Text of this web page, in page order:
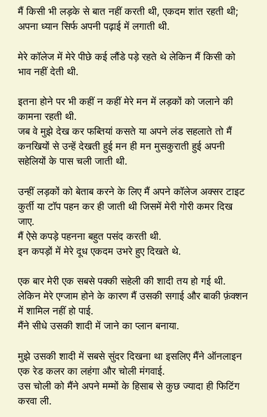
मैं किसी भी लड़के से बात नहीं करती थी, एकदम शांत रहती थी;
अपना ध्यान सिर्फ अपनी पढ़ाई में लगाती थी.
मेरे कॉलेज में मेरे पीछे कई लौंडे पड़े रहते थे लेकिन मैं किसी को
भाव नहीं देती थी.
इतना होने पर भी कहीं न कहीं मेरे मन में लड़कों को जलाने की
कामना रहती थी.
जब वे मुझे देख कर फब्तियां कसते या अपने लंड सहलाते तो मैं
कनखियों से उन्हें देखती हुई मन ही मन मुसकुराती हुई अपनी
सहेलियों के पास चली जाती थी.
उन्हीं लड़कों को बेताब करने के लिए मैं अपने कॉलेज अक्सर टाइट
कुर्ती या टॉप पहन कर ही जाती थी जिसमें मेरी गोरी कमर दिख
जाए.
मैं ऐसे कपड़े पहनना बहुत पसंद करती थी.
इन कपड़ों में मेरे दूध एकदम उभरे हुए दिखते थे.
एक बार मेरी एक सबसे पक्की सहेली की शादी तय हो गई थी.
लेकिन मेरे एग्जाम होने के कारण मैं उसकी सगाई और बाकी फ़ंक्शन
में शामिल नहीं हो पाई.
मैंने सीधे उसकी शादी में जाने का प्लान बनाया.
मुझे उसकी शादी में सबसे सुंदर दिखना था इसलिए मैंने ऑनलाइन
एक रेड कलर का लहंगा और चोली मंगवाई.
उस चोली को मैंने अपने मम्मों के हिसाब से कुछ ज्यादा ही फिटिंग
करवा ली.